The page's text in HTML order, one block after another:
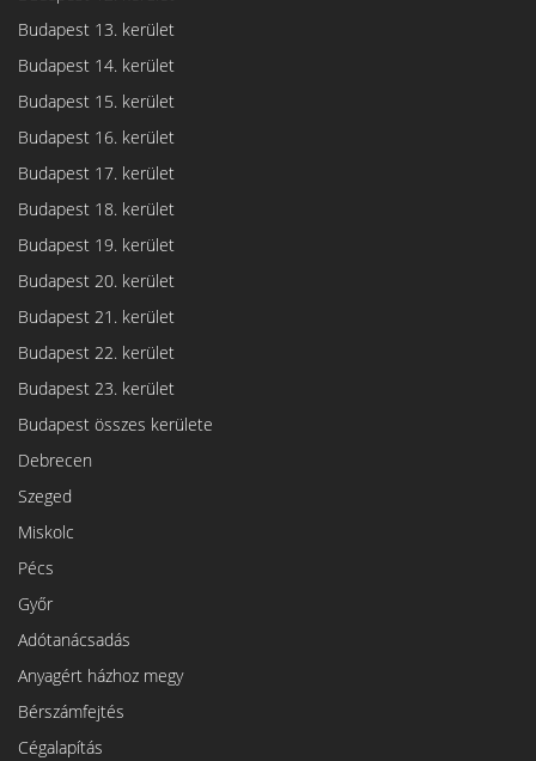
Budapest 13. kerület
Budapest 14. kerület
Budapest 15. kerület
Budapest 16. kerület
Budapest 17. kerület
Budapest 18. kerület
Budapest 19. kerület
Budapest 20. kerület
Budapest 21. kerület
Budapest 22. kerület
Budapest 23. kerület
Budapest összes kerülete
Debrecen
Szeged
Miskolc
Pécs
Győr
Adótanácsadás
Anyagért házhoz megy
Bérszámfejtés
Cégalapítás